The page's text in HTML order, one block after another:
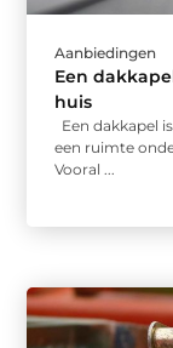
Aanbiedingen
Een
huis
Een dakkapel
een ruimte
Vooral ...